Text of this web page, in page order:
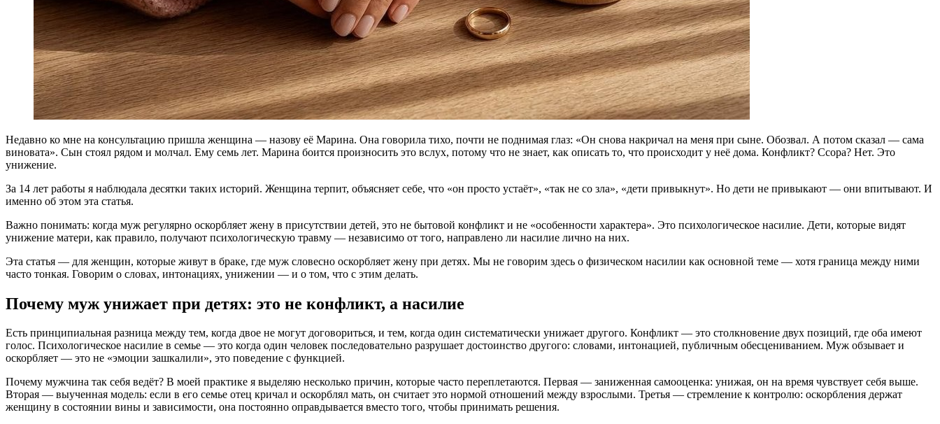
Недавно ко мне на консультацию пришла женщина — назову её Марина. Она говорила тихо, почти не поднимая глаз: «Он снова накричал на меня при сыне. Обозвал. А потом сказал — сама
виновата». Сын стоял рядом и молчал. Ему семь лет. Марина боится произносить это вслух, потому что не знает, как описать то, что происходит у неё дома. Конфликт? Ссора? Нет. Это
унижение.
За 14 лет работы я наблюдала десятки таких историй. Женщина терпит, объясняет себе, что «он просто устаёт», «так не со зла», «дети привыкнут». Но дети не привыкают — они впитывают. И
именно об этом эта статья.
Важно понимать: когда муж регулярно оскорбляет жену в присутствии детей, это не бытовой конфликт и не «особенности характера». Это психологическое насилие. Дети, которые видят
унижение матери, как правило, получают психологическую травму — независимо от того, направлено ли насилие лично на них.
Эта статья — для женщин, которые живут в браке, где муж словесно оскорбляет жену при детях. Мы не говорим здесь о физическом насилии как основной теме — хотя граница между ними
часто тонкая. Говорим о словах, интонациях, унижении — и о том, что с этим делать.
Почему муж унижает при детях: это не конфликт, а насилие
Есть принципиальная разница между тем, когда двое не могут договориться, и тем, когда один систематически унижает другого. Конфликт — это столкновение двух позиций, где оба имеют
голос. Психологическое насилие в семье — это когда один человек последовательно разрушает достоинство другого: словами, интонацией, публичным обесцениванием. Муж обзывает и
оскорбляет — это не «эмоции зашкалили», это поведение с функцией.
Почему мужчина так себя ведёт? В моей практике я выделяю несколько причин, которые часто переплетаются. Первая — заниженная самооценка: унижая, он на время чувствует себя выше.
Вторая — выученная модель: если в его семье отец кричал и оскорблял мать, он считает это нормой отношений между взрослыми. Третья — стремление к контролю: оскорбления держат
женщину в состоянии вины и зависимости, она постоянно оправдывается вместо того, чтобы принимать решения.